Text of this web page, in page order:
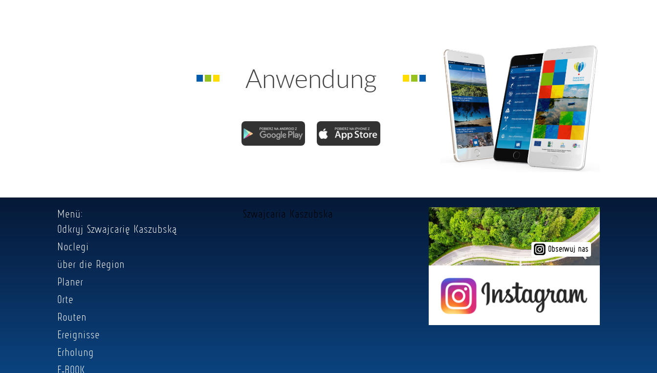
Anwendung
Menü:
Odkryj Szwajcarię Kaszubską
Noclegi
über die Region
Planer
Orte
Routen
Ereignisse
Erholung
E-BOOK
Szwajcaria Kaszubska
Obserwuj nas